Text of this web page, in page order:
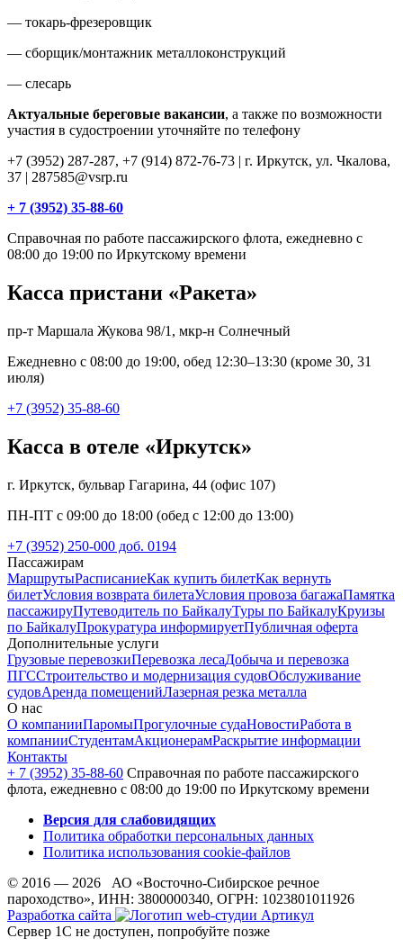
— токарь-фрезеровщик
— сборщик/монтажник металлоконструкций
— слесарь
Актуальные береговые вакансии, а также по возможности
участия в судостроении уточняйте по телефону
+7 (3952) 287-287, +7 (914) 872-76-73 | г. Иркутск, ул. Чкалова,
37 | 287585@vsrp.ru
+ 7 (3952) 35-88-60
Справочная по работе пассажирского флота, ежедневно с
08:00 до 19:00 по Иркутскому времени
Касса пристани «Ракета»
пр-т Маршала Жукова 98/1, мкр-н Солнечный
Ежедневно с 08:00 до 19:00, обед 12:30–13:30 (кроме 30, 31
июля)
+7 (3952) 35-88-60
Касса в отеле «Иркутск»
г. Иркутск, бульвар Гагарина, 44 (офис 107)
ПН-ПТ с 09:00 до 18:00 (обед с 12:00 до 13:00)
+7 (3952) 250-000 доб. 0194
Пассажирам
МаршрутыРасписаниеКак купить билетКак вернуть
билетУсловия возврата билетаУсловия провоза багажаПамятка
пассажируПутеводитель по БайкалуТуры по БайкалуКруизы
по БайкалуПрокуратура информируетПубличная оферта
Дополнительные услуги
Грузовые перевозкиПеревозка лесаДобыча и перевозка
ПГССтроительство и модернизация судовОбслуживание
судовАренда помещенийЛазерная резка металла
О нас
О компанииПаромыПрогулочные судаНовостиРабота в
компанииСтудентамАкционерамРаскрытие информации
Контакты
+ 7 (3952) 35-88-60 Справочная по работе пассажирского
флота, ежедневно с 08:00 до 19:00 по Иркутскому времени
Версия для слабовидящих
Политика обработки персональных данных
Политика использования cookie-файлов
© 2016 — 2026 АО «Восточно-Сибирское речное
пароходство», ИНН: 3800000340, ОГРН: 1023801011926
Разработка сайта
Сервер 1С не доступен, попробуйте позже